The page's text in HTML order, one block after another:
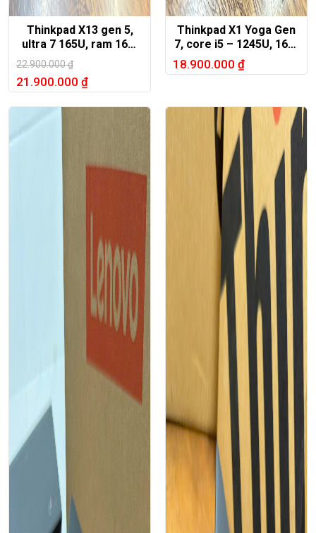
Thinkpad X13 gen 5,
ultra 7 165U, ram 16G,
512G, 13.3in FHD+
22.900.000₫
21.900.000 ₫
Thinkpad X1 Yoga Gen
7, core i5 – 1245U, 16G,
512G, 14in FHD
18.900.000 ₫